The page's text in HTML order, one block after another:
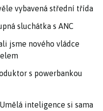
vybavená střední třída
sluchátka s ANC
jsme nového vládce
s powerbankou
inteligence si sama